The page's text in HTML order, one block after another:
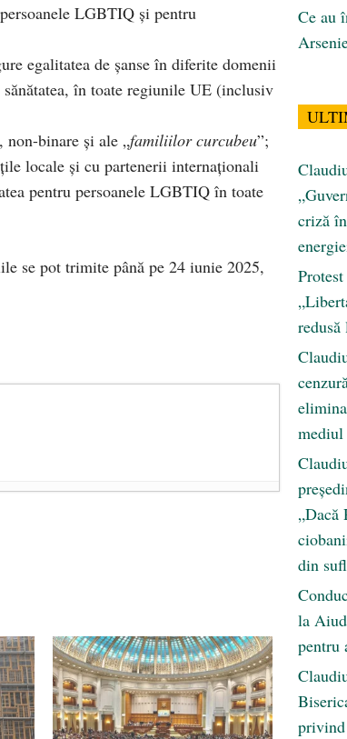
LGBTIQ și pentru
egalitatea de șanse în diferite domenii
în toate regiunile UE (inclusiv
non-binare și ale „familiilor curcubeu”;
locale și cu partenerii internaționali
pentru persoanele LGBTIQ în toate
se pot trimite până pe 24 iunie 2025,
Zelensky
înlăturat din Iași
Ce au
criză
redusă
„Dacă
din
la
pentru